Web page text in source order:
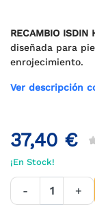
RECAMBIO ISDIN
diseñada para
enrojecimiento.
Ver descripción
37,40 €
¡En Stock!
- +